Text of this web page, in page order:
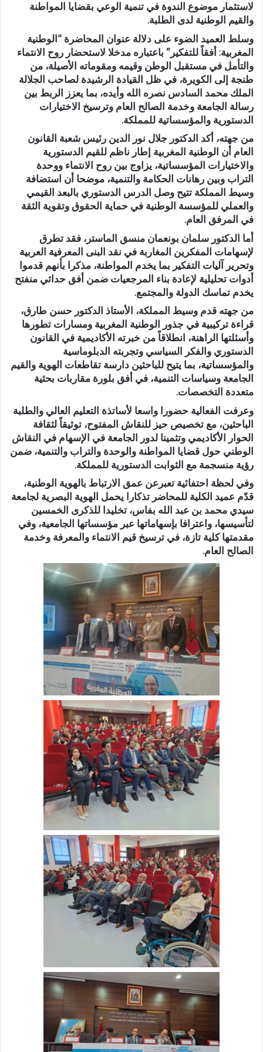
لاستثمار موضوع الندوة في تنمية الوعي بقضايا المواطنة
والقيم الوطنية لدى الطلبة.
وسلط العميد الضوء على دلالة عنوان المحاضرة “الوطنية
المغربية: أفقاً للتفكير” باعتباره مدخلا لاستحضار روح الانتماء
والتأمل في مستقبل الوطن وقيمه ومقوماته الأصيلة، من
طنجة إلى الكويرة، في ظل القيادة الرشيدة لصاحب الجلالة
الملك محمد السادس نصره الله وأيده، بما يعزز الربط بين
رسالة الجامعة وخدمة الصالح العام وترسيخ الاختيارات
الدستورية والمؤسساتية للمملكة.
من جهته، أكد الدكتور جلال نور الدين رئيس شعبة القانون
العام أن الوطنية المغربية إطار ناظم للقيم الدستورية
والاختيارات المؤسساتية، يزاوج بين روح الانتماء ووحدة
التراب وبين رهانات الحكامة والتنمية، موضحا أن استضافة
وسيط المملكة تتيح وصل الدرس الدستوري بالبعد القيمي
والعملي للمؤسسة الوطنية في حماية الحقوق وتقوية الثقة
في المرفق العام.
أما الدكتور سلمان بونعمان منسق الماستر، فقد تطرق
لإسهامات المفكرين المغاربة في نقد البنى المعرفية العربية
وتحرير آليات التفكير بما يخدم المواطنة، مذكرا بأنهم قدموا
أدوات تحليلية لإعادة بناء المرجعيات ضمن أفق حداثي منفتح
يخدم تماسك الدولة والمجتمع.
من جهته قدم وسيط المملكة، الأستاذ الدكتور حسن طارق،
قراءة تركيبية في جذور الوطنية المغربية ومسارات تطورها
وأسئلتها الراهنة، انطلاقاً من خبرته الأكاديمية في القانون
الدستوري والفكر السياسي وتجربته الدبلوماسية
والمؤسساتية، بما يتيح للباحثين دارسة تقاطعات الهوية والقيم
الجامعة وسياسات التنمية، في أفق بلورة مقاربات بحثية
متعددة التخصصات.
وعرفت الفعالية حضورا واسعا لأساتذة التعليم العالي والطلبة
الباحثين، مع تخصيص حيز للنقاش المفتوح، توثيقاً لثقافة
الحوار الأكاديمي وتثمينا لدور الجامعة في الإسهام في النقاش
الوطني حول قضايا المواطنة والوحدة والتراب والتنمية، ضمن
رؤية منسجمة مع الثوابت الدستورية للمملكة.
وفي لحظة احتفائية تعبرعن عمق الارتباط بالهوية الوطنية،
قدّم عميد الكلية للمحاضر تذكارا يحمل الهوية البصرية لجامعة
سيدي محمد بن عبد الله بفاس، تخليدا للذكرى الخمسين
لتأسيسها، واعترافا بإسهاماتها عبر مؤسساتها الجامعية، وفي
مقدمتها كلية تازة، في ترسيخ قيم الانتماء والمعرفة وخدمة
الصالح العام.